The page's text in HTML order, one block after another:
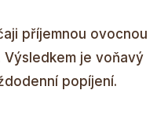
příjemnou ovocnou
Výsledkem je voňavý
popíjení.